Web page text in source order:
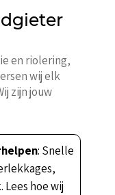
en riolering,
wij elk
zijn jouw
: Snelle
hoe wij